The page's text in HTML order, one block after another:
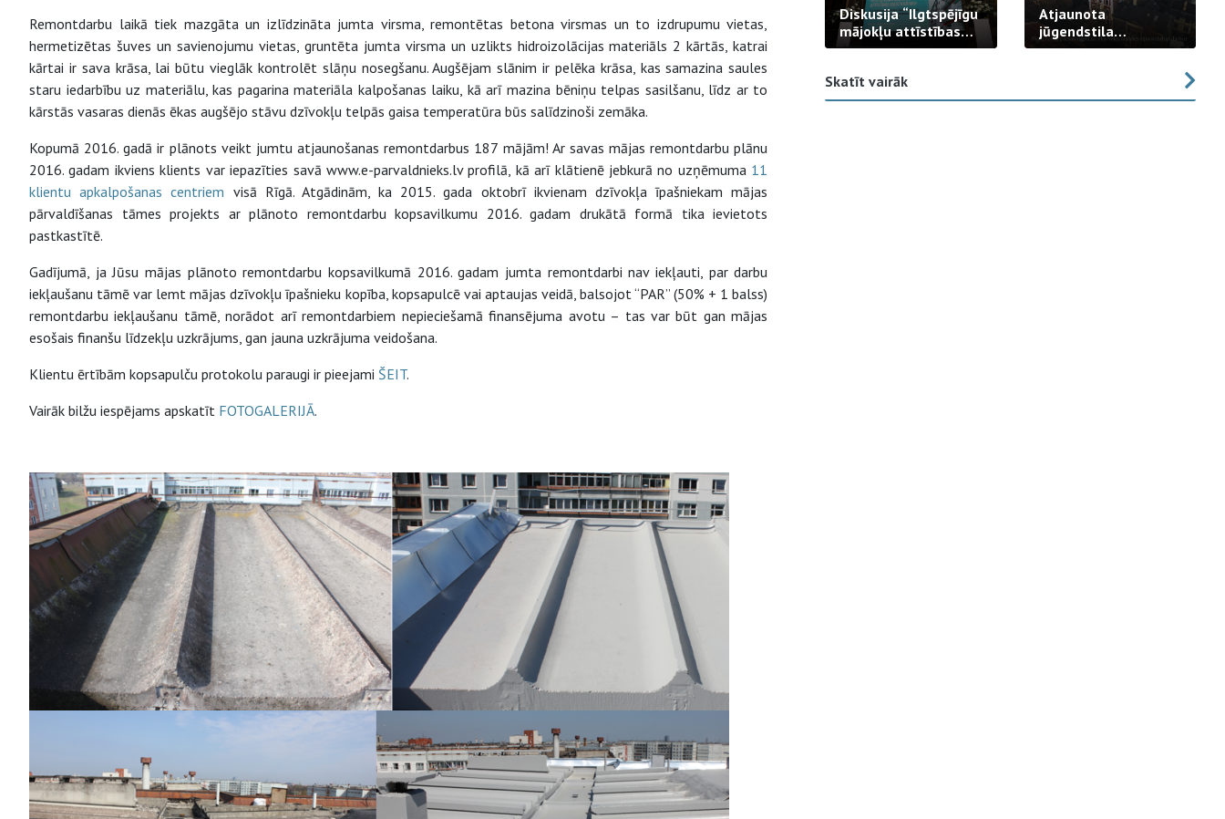
Remontdarbu laikā tiek mazgāta un izlīdzināta jumta virsma, remontētas betona virsmas un to izdrupumu vietas,
hermetizētas šuves un savienojumu vietas, gruntēta jumta virsma un uzlikts hidroizolācijas materiāls 2 kārtās, katrai
kārtai ir sava krāsa, lai būtu vieglāk kontrolēt slāņu nosegšanu. Augšējam slānim ir pelēka krāsa, kas samazina saules
staru iedarbību uz materiālu, kas pagarina materiāla kalpošanas laiku, kā arī mazina bēniņu telpas sasilšanu, līdz ar to
kārstās vasaras dienās ēkas augšējo stāvu dzīvokļu telpās gaisa temperatūra būs salīdzinoši zemāka.
Kopumā 2016. gadā ir plānots veikt jumtu atjaunošanas remontdarbus 187 mājām! Ar savas mājas remontdarbu plānu
2016. gadam ikviens klients var iepazīties savā www.e-parvaldnieks.lv profilā, kā arī klātienē jebkurā no uzņēmuma 11
klientu apkalpošanas centriem visā Rīgā. Atgādinām, ka 2015. gada oktobrī ikvienam dzīvokļa īpašniekam mājas
pārvaldīšanas tāmes projekts ar plānoto remontdarbu kopsavilkumu 2016. gadam drukātā formā tika ievietots
pastkastītē.
Gadījumā, ja Jūsu mājas plānoto remontdarbu kopsavilkumā 2016. gadam jumta remontdarbi nav iekļauti, par darbu
iekļaušanu tāmē var lemt mājas dzīvokļu īpašnieku kopība, kopsapulcē vai aptaujas veidā, balsojot “PAR” (50% + 1 balss)
remontdarbu iekļaušanu tāmē, norādot arī remontdarbiem nepieciešamā finansējuma avotu – tas var būt gan mājas
esošais finanšu līdzekļu uzkrājums, gan jauna uzkrājuma veidošana.
Klientu ērtībām kopsapulču protokolu paraugi ir pieejami ŠEIT.
Vairāk bilžu iespējams apskatīt FOTOGALERIJĀ.
Diskusija “Ilgtspējīgu
mājokļu attīstības
izaicinājums”
Atjaunota
jūgendstila
arhitektūras pērles
Skatīt vairāk